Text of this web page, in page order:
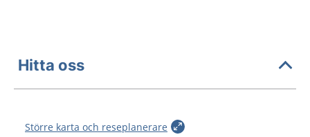
Hitta oss
Större karta och reseplanerare